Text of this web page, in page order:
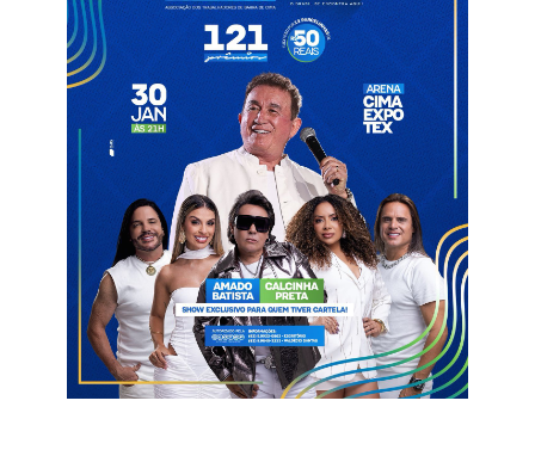
esportivos irão ajudar”, afirmou Tyrone.
Informações com WSCOM